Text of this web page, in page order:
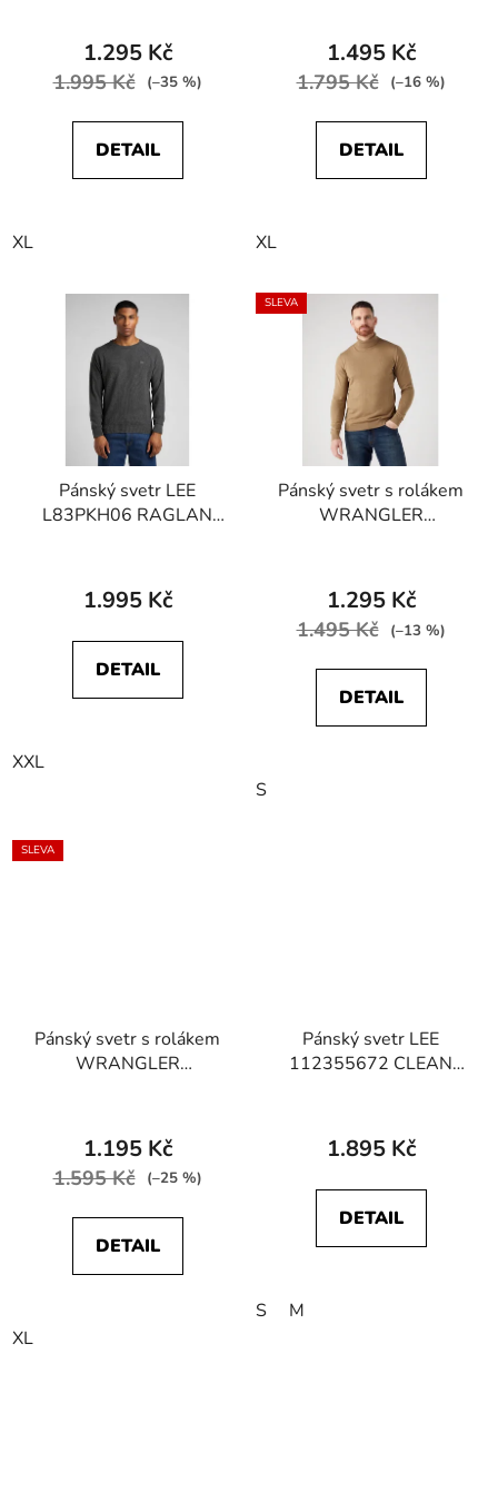
1.295 Kč
1.995 Kč (–35 %)
DETAIL
XL
SEASONAL KNIT Oat
Mele
1.495 Kč
1.795 Kč (–16 %)
DETAIL
XL
Pánský svetr LEE
L83PKH06 RAGLAN
1.995 Kč
DETAIL
XXL
SLEVA
Pánský svetr s rolákem
WRANGLER
NECK KNIT Lead Grey
1.295 Kč
1.495 Kč (–13 %)
DETAIL
S
SLEVA
Pánský svetr s rolákem
WRANGLER
NECK KNIT Dahlia
1.195 Kč
1.595 Kč (–25 %)
DETAIL
XL
Pánský svetr LEE
112355672 CLEAN
Maple
1.895 Kč
DETAIL
S M